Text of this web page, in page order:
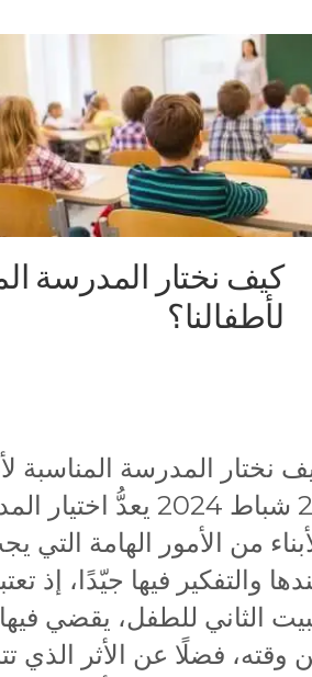
كيف نختار المدرسة
لأطفالنا؟
نختار المدرسة المناسبة
25 شباط 2024 يعدُّ
من الأمور الهامة التي
والتفكير فيها جيّدًا، إذ
الثاني للطفل، يقضي فيها
وقته، فضلًا عن الأثر الذي